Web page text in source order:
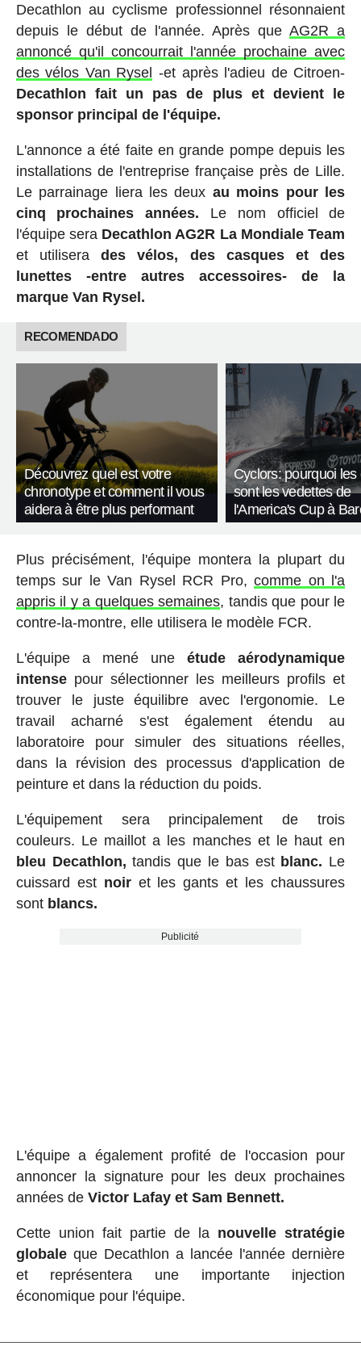
Decathlon au cyclisme professionnel résonnaient
depuis le début de l'année. Après queAG2R a
annoncé qu'il concourrait l'année prochaine avec
des vélos Van Rysel -et après l'adieu de Citroen-
Decathlon fait un pas de plus et devient le
sponsor principal de l'équipe.
L'annonce a été faite en grande pompe depuis les
installations de l'entreprise française près de Lille.
Le parrainage liera les deux au moins pour les
cinq prochaines années. Le nom officiel de
l'équipe sera Decathlon AG2R La Mondiale Team
et utiliserades vélos, des casques et des
lunettes -entre autres accessoires- de la
marque Van Rysel.
RECOMENDADO
Découvrez quel est votre
chronotype et comment il vous
aidera à être plus performant
Cyclors: pourquoi les
sont les vedettes de
l'America's Cup à
Plus précisément, l'équipe montera la plupart du
temps sur le Van Rysel RCR Pro,comme on l'a
appris il y a quelques semaines, tandis que pour le
contre-la-montre, elle utilisera le modèle FCR.
L'équipe a mené uneétude aérodynamique
intensepour sélectionner les meilleurs profils et
trouver le juste équilibre avec l'ergonomie. Le
travail acharné s'est également étendu au
laboratoire pour simuler des situations réelles,
dans la révision des processus d'application de
peinture et dans la réduction du poids.
L'équipement sera principalement de trois
couleurs. Le maillot a les manches et le haut en
bleu Decathlon, tandis que le bas est blanc. Le
cuissard est noiret les gants et les chaussures
sont blancs.
Publicité
L'équipe a également profité de l'occasion pour
annoncer la signature pour les deux prochaines
années de Victor Lafay et Sam Bennett.
Cette union fait partie de la nouvelle stratégie
globaleque Decathlon a lancée l'année dernière
et représentera une importante injection
économique pour l'équipe.